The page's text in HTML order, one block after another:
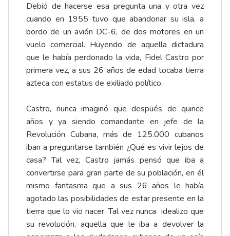
Debió de hacerse esa pregunta una y otra vez
cuando en 1955 tuvo que abandonar su isla, a
bordo de un avión DC-6, de dos motores en un
vuelo comercial. Huyendo de aquella dictadura
que le había perdonado la vida, Fidel Castro por
primera vez, a sus 26 años de edad tocaba tierra
azteca con estatus de exiliado político.
Castro, nunca imaginó que después de quince
años y ya siendo comandante en jefe de la
Revolución Cubana, más de 125.000 cubanos
iban a preguntarse también ¿Qué es vivir lejos de
casa? Tal vez, Castro jamás pensó que iba a
convertirse para gran parte de su población, en él
mismo fantasma que a sus 26 años le había
agotado las posibilidades de estar presente en la
tierra que lo vio nacer. Tal vez nunca idealizo que
su revolución, aquella que le iba a devolver la